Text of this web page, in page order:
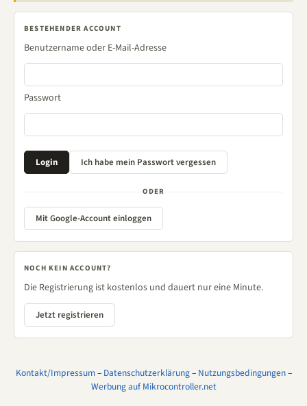
BESTEHENDER ACCOUNT
Benutzername oder E-Mail-Adresse
Passwort
ODER
Mit Google-Account einloggen
NOCH KEIN ACCOUNT?
Die Registrierung ist kostenlos und dauert nur eine Minute.
Jetzt registrieren
Kontakt/Impressum– Datenschutzerklärung– Nutzungsbedingungen–
Werbung auf Mikrocontroller.net